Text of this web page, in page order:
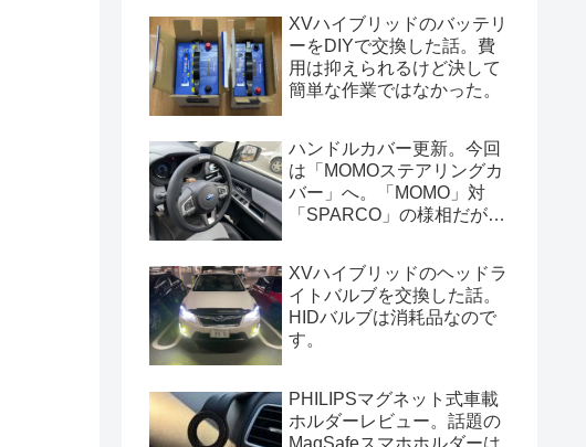
XVハイブリッドのバッテリ
ーをDIYで交換した話。費
用は抑えられるけど決して
簡単な作業ではなかった。
ハンドルカバー更新。今回
は「MOMOステアリングカ
バー」へ。「MOMO」対
「SPARCO」の様相だが、
XVハイブリッドのヘッドラ
イトバルブを交換した話。
HIDバルブは消耗品なので
す。
PHILIPSマグネット式車載
ホルダーレビュー。話題の
MagSafeスマホホルダーは